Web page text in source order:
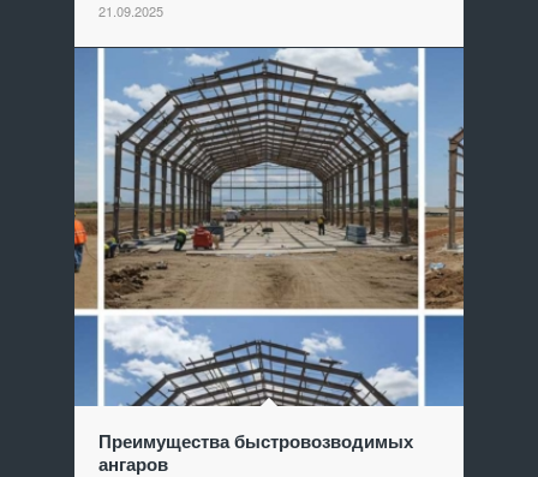
21.09.2025
Преимущества быстровозводимых
ангаров